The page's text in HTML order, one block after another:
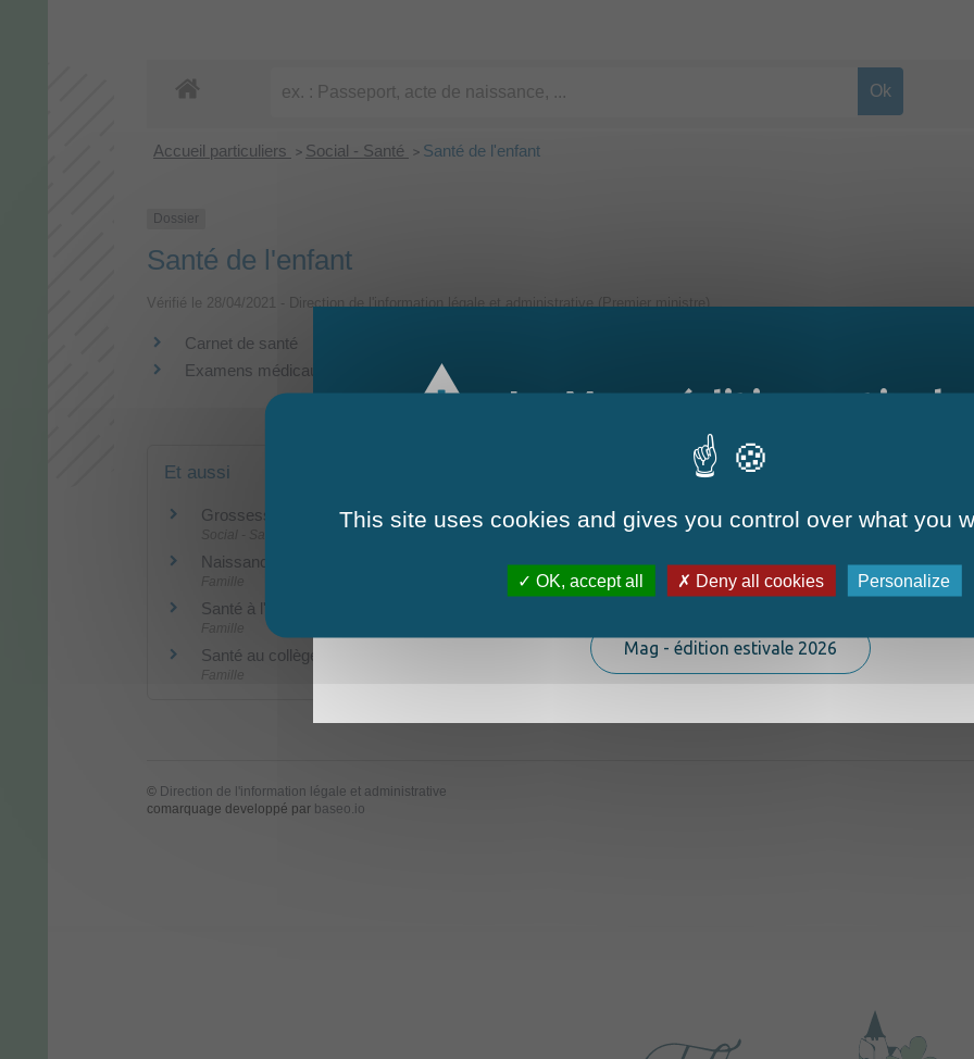
La vie pratique
Le village touristique
Accueil particuliers > Social - Santé > Santé de l'enfant
Dossier
Santé de l'enfant
Vérifié le 28/04/2021 - Direction de l'information légale et administrative (Premier ministre)
Carnet de santé
Examens médicaux
Et aussi
Grossesse, assistance à la procréation
Naissance
Santé à l'école primaire (maternelle ou élémentaire)
Santé au collège et au lycée
Famille
© Direction de l'information légale et administrative
comarquage developpé par baseo.io
Le Mag - édition estivale
La nouvelle édition du Mag est arrivée!
Mag - édition estivale 2026
This site uses cookies and gives you control over what you
OK, accept all Deny all cookies Personalize